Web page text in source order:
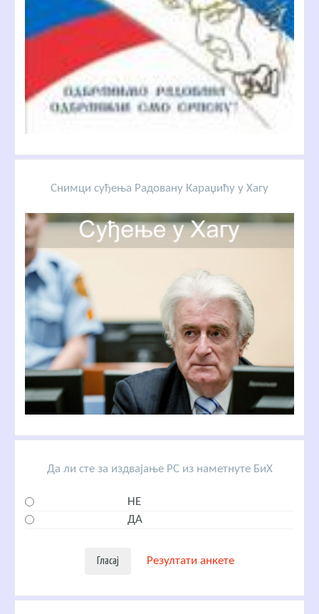
Снимци суђења Радовану Караџићу у Хагу
Да ли сте за издвајање РС из наметнуте БиХ
НЕ
ДА
Резултати анкете